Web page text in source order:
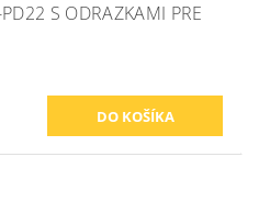
S ODRAZKAMI PRE